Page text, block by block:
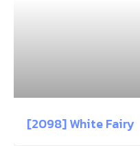
[2098] White Fairy